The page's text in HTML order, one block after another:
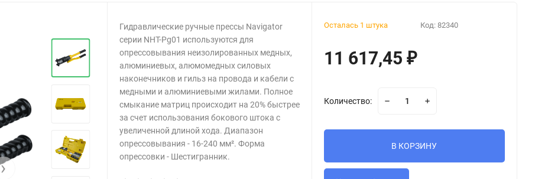
›
Гидравлические ручные прессы Navigator
серии NHT-Pg01 используются для
опрессовывания неизолированных медных,
алюминиевых, алюмомедных силовых
наконечников и гильз на провода и кабели с
медными и алюминиевыми жилами. Полное
смыкание матриц происходит на 20% быстрее
за счет использования бокового штока с
увеличенной длиной хода. Диапазон
опрессовывания - 16-240 мм². Форма
опрессовки - Шестигранник.
Код: 82340
Осталась 1 штука
11 617,45 ₽
Количество:
В КОРЗИНУ